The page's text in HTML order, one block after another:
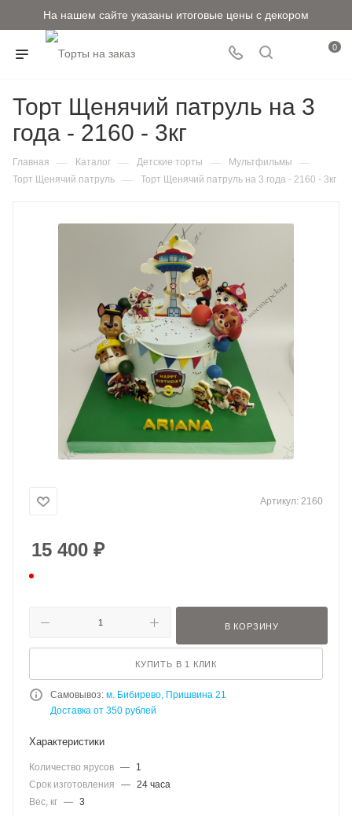
На нашем сайте указаны итоговые цены с декором
0
Торт Щенячий патруль на 3
года - 2160 - 3кг
Главная — Каталог — Детские торты — Мультфильмы —
Торт Щенячий патруль — Торт Щенячий патруль на 3 года - 2160 - 3кг
Артикул: 2160
15 400 ₽
В КОРЗИНУ
КУПИТЬ В 1 КЛИК
Самовывоз: м. Бибирево, Пришвина 21
Доставка от 350 рублей
Характеристики
Количество ярусов —
1
Срок изготовления
— 24 часа
Вес, кг — 3